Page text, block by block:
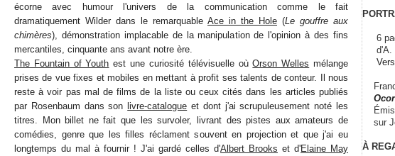
écorne avec humour l'univers de la communication comme le fait
dramatiquement Wilder dans le remarquable Ace in the Hole (Le gouffre aux
chimères), démonstration implacable de la manipulation de l'opinion à des fins
mercantiles, cinquante ans avant notre ère.
The Fountain of Youth est une curiosité télévisuelle oùOrson Welles mélange
prises de vue fixes et mobiles en mettant à profit ses talents de conteur. Il nous
reste à voir pas mal de films de la liste ou ceux cités dans les articles publiés
par Rosenbaum dans son livre-catalogue et dont j'ai scrupuleusement noté les
titres. Mon billet ne fait que les survoler, livrant des pistes aux amateurs de
comédies, genre que les filles réclament souvent en projection et que j'ai eu
longtemps du mal à fournir ! J'ai gardé celles d'Albert Brooks et d'Elaine May
6
d'A.
sur
À